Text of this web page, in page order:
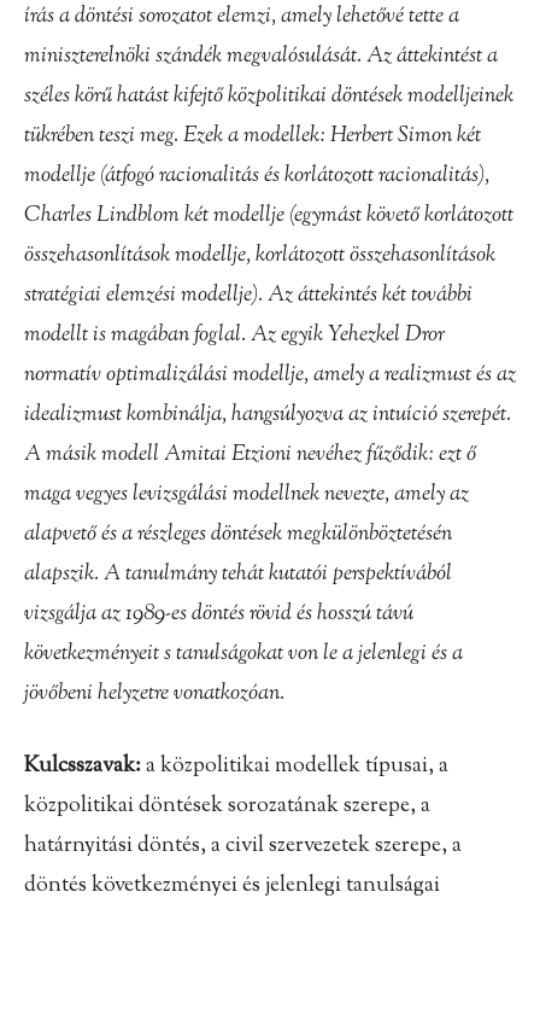
írás a döntési sorozatot elemzi, amely lehetővé tette a
miniszterelnöki szándék megvalósulását. Az áttekintést a
széles körű hatást kifejtő közpolitikai döntések modelljeinek
tükrében teszi meg. Ezek a modellek: Herbert Simon két
modellje (átfogó racionalitás és korlátozott racionalitás),
Charles Lindblom két modellje (egymást követő korlátozott
összehasonlítások modellje, korlátozott összehasonlítások
stratégiai elemzési modellje). Az áttekintés két további
modellt is magában foglal. Az egyik Yehezkel Dror
normatív optimalizálási modellje, amely a realizmust és az
idealizmust kombinálja, hangsúlyozva az intuíció szerepét.
A másik modell Amitai Etzioni nevéhez fűződik: ezt ő
maga vegyes levizsgálási modellnek nevezte, amely az
alapvető és a részleges döntések megkülönböztetésén
alapszik. A tanulmány tehát kutatói perspektívából
vizsgálja az 1989-es döntés rövid és hosszú távú
következményeit s tanulságokat von le a jelenlegi és a
jövőbeni helyzetre vonatkozóan.
Kulcsszavak:a közpolitikai modellek típusai, a
közpolitikai döntések sorozatának szerepe, a
határnyitási döntés, a civil szervezetek szerepe, a
döntés következményei és jelenlegi tanulságai